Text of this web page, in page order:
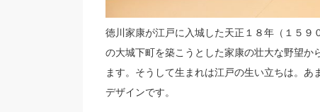
徳川家康が江戸に入城した天正１８年（１５
の大城下町を築こうとした家康の壮大な野望か
ます。そうして生まれは江戸の生い立ちは。
デザインです。